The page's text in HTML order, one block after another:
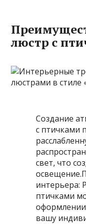
люстр с
Создание
с птичками
свет, что
интерьера:
птичками
вашу